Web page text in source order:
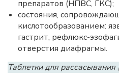
препаратов (НПВС, ГКС);
состояния,
кислотообразованием:
гастрит, рефлюкс-
отверстия диафрагмы.
Таблетки для